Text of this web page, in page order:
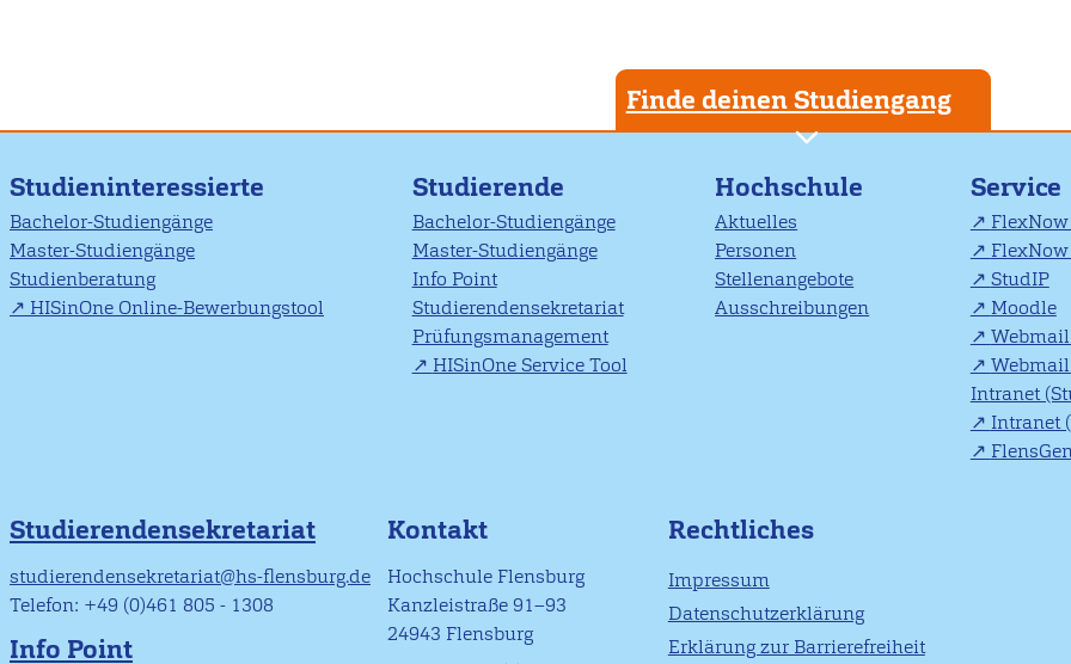
Finde deinen Studiengang
Studieninteressierte
Bachelor-Studiengänge
Master-Studiengänge
Studienberatung
HISinOne Online-Bewerbungstool
Studierende
Bachelor-Studiengänge
Master-Studiengänge
Info Point
Studierendensekretariat
Prüfungsmanagement
HISinOne Service Tool
Hochschule
Aktuelles
Personen
Stellenangebote
Ausschreibungen
Service
StudIP
Moodle
Intranet
Intranet
Studierendensekretariat
studierendensekretariat@hs-flensburg.de
Telefon: +49 (0)461 805 - 1308
Info Point
Kontakt
Hochschule Flensburg
Kanzleistraße 91–93
24943 Flensburg
Rechtliches
Impressum
Datenschutzerklärung
Erklärung zur Barrierefreiheit